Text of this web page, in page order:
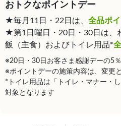
おトクなポイントデー
★毎月11日・22日は、 全品ポ
★第1日曜日・20日・30日は、
飯（主食）およびトイレ用品*
※20日・30日お客さま感謝デーの5
※ポイントデーの施策内容は、変更
*トイレ用品は「トイレ・マナー・
対象となります